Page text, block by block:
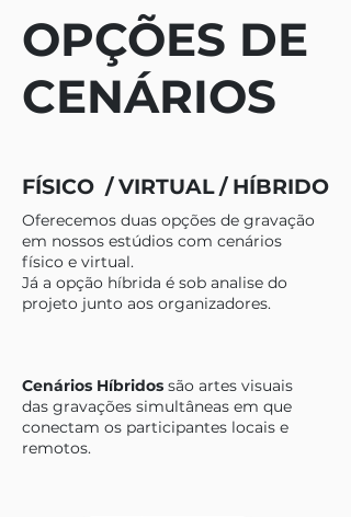
OPÇÕES DE
CENÁRIOS
FÍSICO / VIRTUAL / HÍBRIDO
Oferecemos duas opções de gravação
em nossos estúdios com cenários
físico e virtual.
Já a opção híbrida é sob analise do
projeto junto aos organizadores.
Cenários Híbridos são artes visuais
das gravações simultâneas em que
conectam os participantes locais e
remotos.